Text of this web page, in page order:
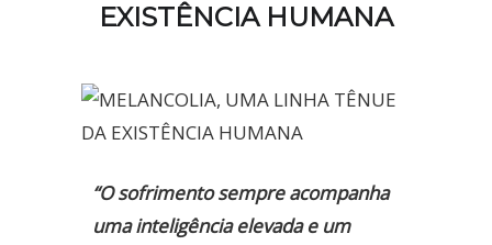
EXISTÊNCIA HUMANA
“O sofrimento sempre acompanha
uma inteligência elevada e um